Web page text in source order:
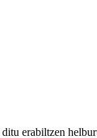
erabiltzen